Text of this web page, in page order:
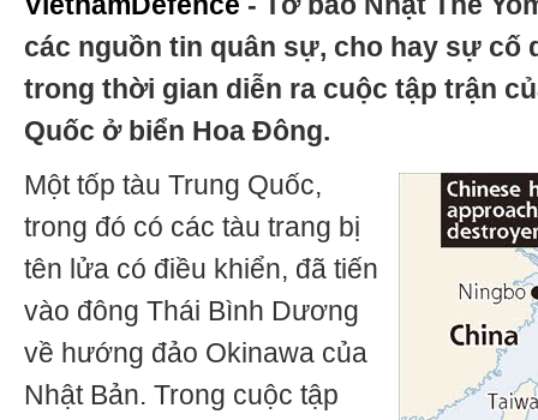
các nguồn tin quân sự, cho hay sự cố
trong thời gian diễn ra cuộc tập trận
Quốc ở biển Hoa Đông.
Một tốp tàu Trung Quốc,
trong đó có các tàu trang bị
tên lửa có điều khiển, đã tiến
vào đông Thái Bình Dương
về hướng đảo Okinawa của
Nhật Bản. Trong cuộc tập